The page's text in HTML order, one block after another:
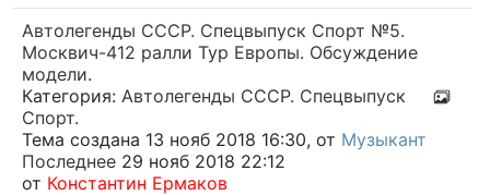
Автолегенды СССР. Спецвыпуск Спорт №5.
Москвич-412 ралли Тур Европы. Обсуждение
модели.
Категория: Автолегенды СССР. Спецвыпуск
Спорт.
Тема создана 13 нояб 2018 16:30, от Музыкант
Последнее 29 нояб 2018 22:12
от Константин Ермаков